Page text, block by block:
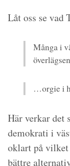
Låt oss se vad
Många i
…orgie i
Här verkar det
demokrati i
oklart på
bättre